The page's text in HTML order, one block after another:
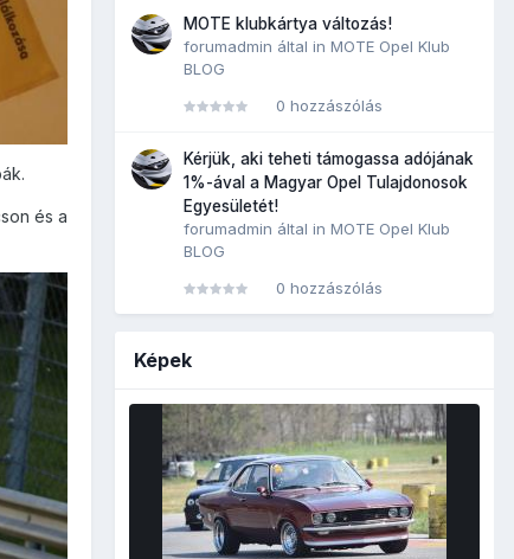
és a
MOTE klubkártya változás!
forumadmin által in MOTE Opel Klub
BLOG
0 hozzászólás
Kérjük, aki teheti támogassa adójának
1%-ával a Magyar Opel Tulajdonosok
Egyesületét!
forumadmin által in MOTE Opel Klub
BLOG
0 hozzászólás
Képek